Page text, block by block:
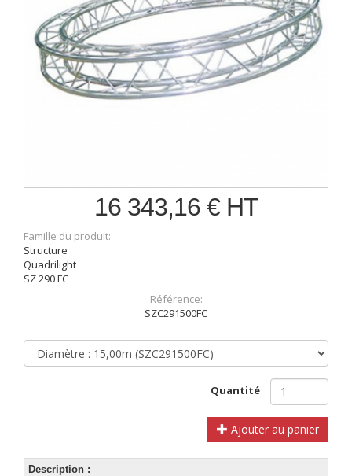
16 343,16 € HT
Famille du produit:
Structure
Quadrilight
SZ 290 FC
Référence:
SZC291500FC
Quantité
Ajouter au panier
Description :